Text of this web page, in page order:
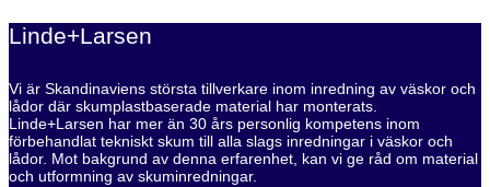
Linde+Larsen
Vi är Skandinaviens största tillverkare inom inredning av väskor och
lådor där skumplastbaserade material har monterats.
Linde+Larsen har mer än 30 års personlig kompetens inom
förbehandlat tekniskt skum till alla slags inredningar i väskor och
lådor. Mot bakgrund av denna erfarenhet, kan vi ge råd om material
och utformning av skuminredningar.